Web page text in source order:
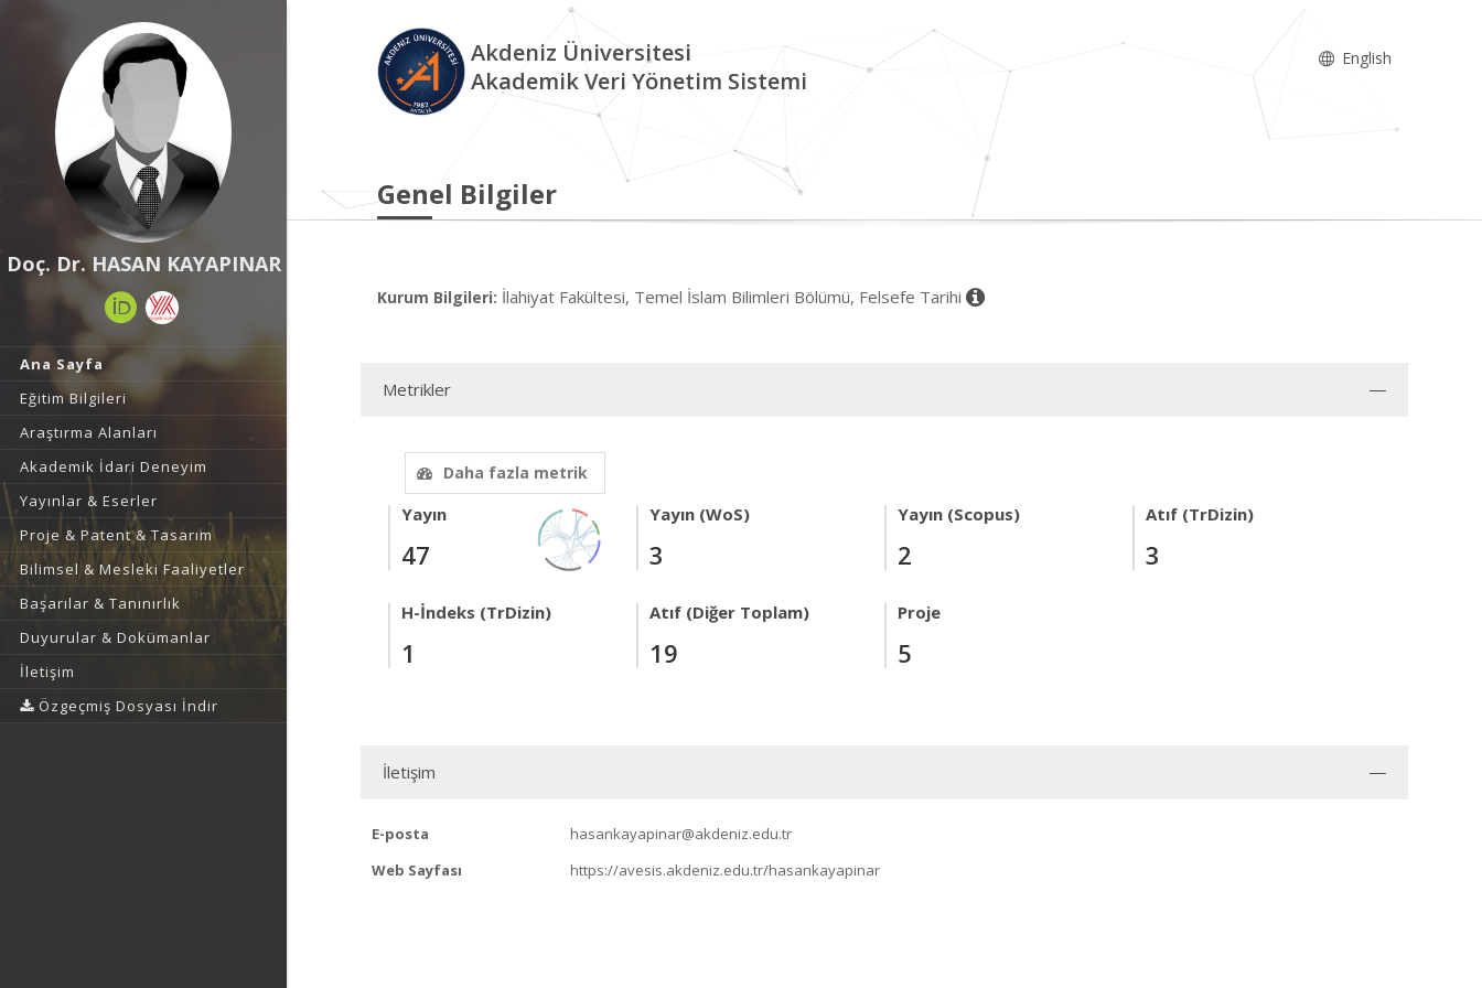
Doç. Dr. HASAN KAYAPINAR
Ana Sayfa
Eğitim Bilgileri
Araştırma Alanları
Akademik İdari Deneyim
Yayınlar & Eserler
Proje & Patent & Tasarım
Bilimsel & Mesleki Faaliyetler
Başarılar & Tanınırlık
Duyurular & Dokümanlar
İletişim
Özgeçmiş Dosyası İndir
Akdeniz Üniversitesi
Akademik Veri Yönetim Sistemi
English
Genel Bilgiler
Kurum Bilgileri: İlahiyat Fakültesi, Temel İslam Bilimleri Bölümü, Felsefe Tarihi
Metrikler
Daha fazla metrik
Yayın
47
Yayın (WoS)
3
Yayın (Scopus)
2
Atıf (TrDizin)
3
H-İndeks (TrDizin)
1
Atıf (Diğer Toplam)
19
Proje
5
İletişim
E-posta
hasankayapinar@akdeniz.edu.tr
Web Sayfası
https://avesis.akdeniz.edu.tr/hasankayapinar